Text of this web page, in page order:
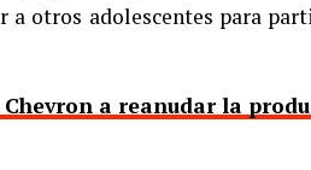
otros adolescentes para
a reanudar la